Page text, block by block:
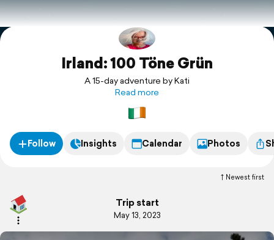
Explore
Support
Irland: 100 Töne Grün
A 15-day adventure by Kati
Read more
Follow Insights Calendar Photos
Newest first
Trip start
May 13, 2023